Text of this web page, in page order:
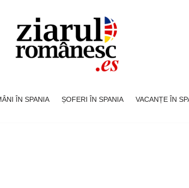
ÎN SPANIA ȘOFERI ÎN SPANIA VACANȚE ÎN